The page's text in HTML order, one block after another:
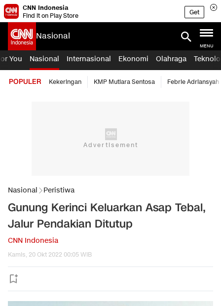
CNN Indonesia
Find it on Play Store
Get
Nasional
MENU
You Nasional Internasional Ekonomi Olahraga
POPULER Kekeringan KMP Mutiara Sentosa Febrie Adriansyah
Nasional Peristiwa
Gunung Kerinci Keluarkan Asap Tebal,
Jalur Pendakian Ditutup
CNN Indonesia
Kamis, 20 Okt 2022 00:05 WIB